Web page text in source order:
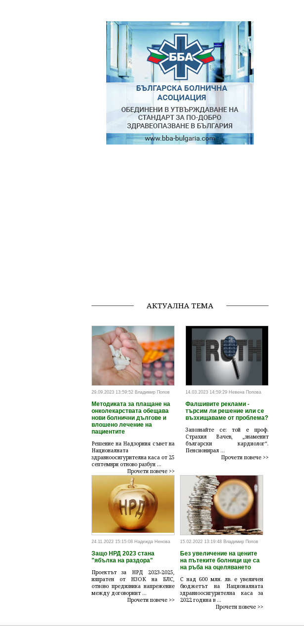
АКТУАЛНА ТЕМА
29.09.2023 13:59:52 Владимир Попов
Методиката за плащане на
онколекарствата обещава
нови болнични дългове и
влошено лечение на
пациентите
Решение на Надзорния съвет на
Националната
здравноосигурителна каса от 25
септември отново разбун ...
Прочети повече >>
14.03.2023 14:59:29 Невена Попова
Фалшивите реклами -
търсим ли решение или се
възхищаваме от проблема?
Запознайте се: той е проф.
Страхил Вачев, „знаменит
български кардиолог“.
Пенсионирал ...
Прочети повече >>
24.11.2022 15:15:08 Надежда Ненова
Защо НРД 2023 стана
"ябълка на раздора"
Проектът за НРД 2023-2025,
изпратен от НЗОК на БЛС,
отново предизвика напрежение
между договорнит ...
Прочети повече >>
15.02.2022 13:19:48 Владимир Попов
Без увеличение на цените
на пътеките болници ще са
на ръба на оцеляването
С над 600 млн. лв. е увеличен
бюджетът на Националната
здравноосигурителна каса за
2022 година в ...
Прочети повече >>